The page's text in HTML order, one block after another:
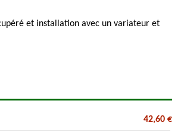
et installation avec un variateur et
42,60 €